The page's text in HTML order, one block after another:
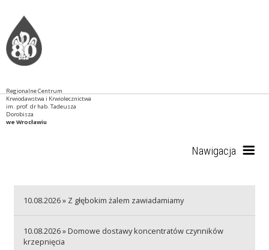
Regionalne Centrum
Krwiodawstwa i Krwiolecznictwa
im. prof. dr hab. Tadeusza
Dorobisza
we Wrocławiu
Nawigacja
RCKiK
10.08.2026 » Z głębokim żalem zawiadamiamy
10.08.2026 » Domowe dostawy koncentratów czynników
krzepnięcia